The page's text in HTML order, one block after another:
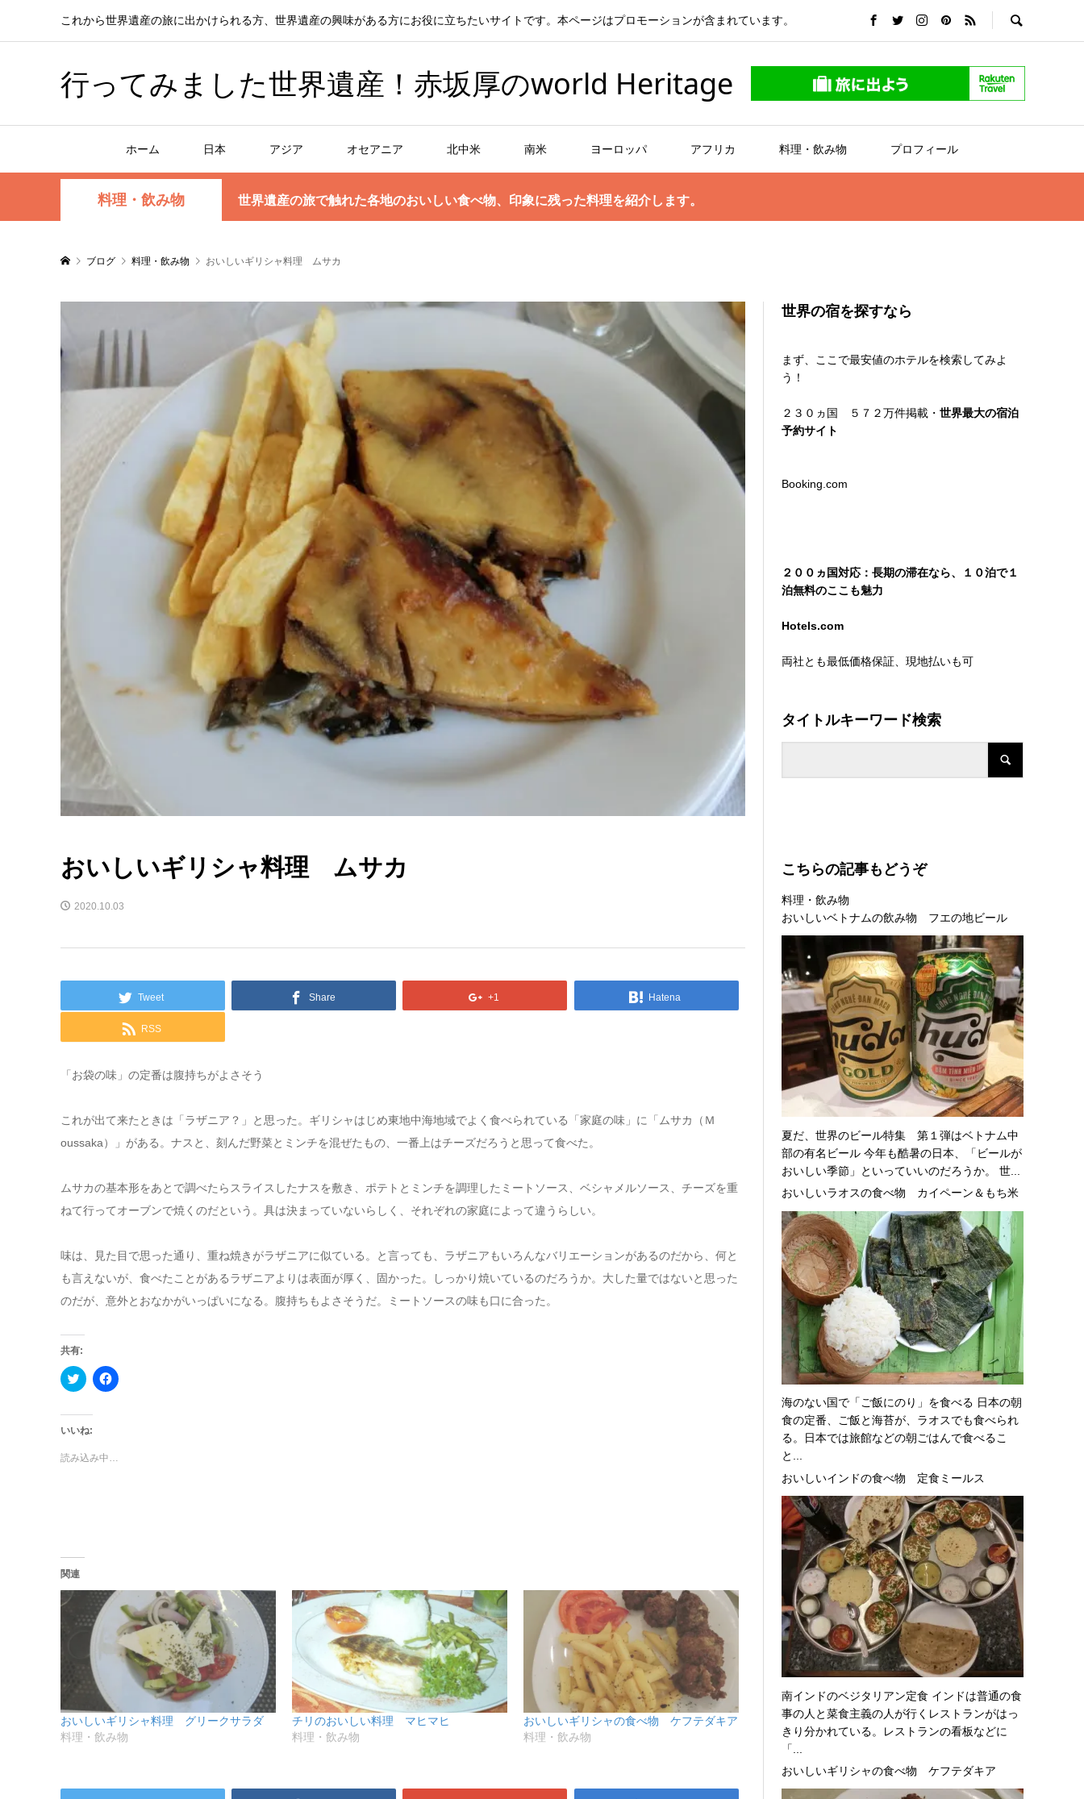
これから世界遺産の旅に出かけられる方、世界遺産の興味がある方にお役に立ちたいサイトです。本ページはプロモーションが含まれています。
行ってみました世界遺産！赤坂厚のworld Heritage
ホーム 日本 アジア オセアニア 北中米 南米 ヨーロッパ アフリカ 料理・飲み物 プロフィール
料理・飲み物 世界遺産の旅で触れた各地のおいしい食べ物、印象に残った料理を紹介します。
ブログ 料理・飲み物 おいしいギリシャ料理 ムサカ
おいしいギリシャ料理 ムサカ
2020.10.03
Tweet Share +1 Hatena
RSS
「お袋の味」の定番は腹持ちがよさそう
これが出て来たときは「ラザニア？」と思った。ギリシャはじめ東地中海地域でよく食べられている「家庭の味」に「ムサカ（Ｍ
oussaka）」がある。ナスと、刻んだ野菜とミンチを混ぜたもの、一番上はチーズだろうと思って食べた。
ムサカの基本形をあとで調べたらスライスしたナスを敷き、ポテトとミンチを調理したミートソース、ベシャメルソース、チーズを重
ねて行ってオーブンで焼くのだという。具は決まっていないらしく、それぞれの家庭によって違うらしい。
味は、見た目で思った通り、重ね焼きがラザニアに似ている。と言っても、ラザニアもいろんなバリエーションがあるのだから、何と
も言えないが、食べたことがあるラザニアよりは表面が厚く、固かった。しっかり焼いているのだろうか。大した量ではないと思った
のだが、意外とおなかがいっぱいになる。腹持ちもよさそうだ。ミートソースの味も口に合った。
共有:
ク
リ
し
て
Twitter
で
共
ウ
Facebook
で
ク
ウ
ィ
ン
ド
ウ
で
開
いいね:
読み込み中…
関連
おいしいギリシャ料理 グリークサラダ
料理・飲み物
チリのおいしい料理 マヒマヒ
料理・飲み物
おいしいギリシャの食べ物 ケフテダキア
料理・飲み物
世界の宿を探すなら
まず、ここで最安値のホテルを検索してみよ
う！
２３０ヵ国 ５７２万件掲載・世界最大の宿泊
予約サイト
Booking.com
２００ヵ国対応：長期の滞在なら、１０泊で１
泊無料のここも魅力
Hotels.com
両社とも最低価格保証、現地払いも可
タイトルキーワード検索
こちらの記事もどうぞ
料理・飲み物
おいしいベトナムの飲み物 フエの地ビール
夏だ、世界のビール特集 第１弾はベトナム中
部の有名ビール 今年も酷暑の日本、「ビールが
おいしい季節」といっていいのだろうか。 世...
おいしいラオスの食べ物 カイペーン＆もち米
海のない国で「ご飯にのり」を食べる 日本の朝
食の定番、ご飯と海苔が、ラオスでも食べられ
る。日本では旅館などの朝ごはんで食べるこ
と...
おいしいインドの食べ物 定食ミールス
南インドのベジタリアン定食 インドは普通の食
事の人と菜食主義の人が行くレストランがはっ
きり分かれている。レストランの看板などに
「...
おいしいギリシャの食べ物 ケフテダキア